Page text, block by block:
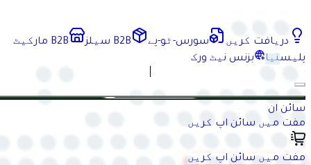
دریافت کریں سورس-ٹو-پے B2B سیلز
B2B مارکیٹ
پلیسنیا بزنس نیٹ ورک
سائن ان
مفت میں سائن اپ کریں
مفت میں سائن اپ کریں